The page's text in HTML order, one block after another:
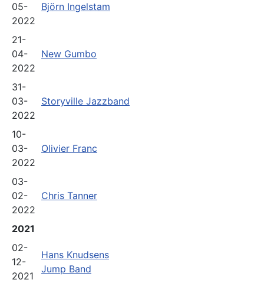
05-
2022
Björn Ingelstam
21-
04-
2022
New Gumbo
31-
03-
2022
Storyville Jazzband
10-
03-
2022
Olivier Franc
03-
02-
2022
Chris Tanner
2021
02-
12-
2021
Hans Knudsens
Jump Band